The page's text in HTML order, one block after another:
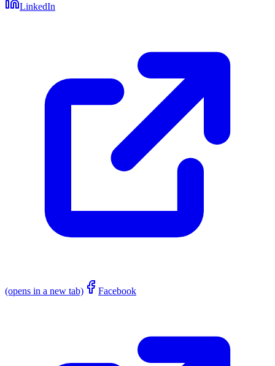
LinkedIn
(opens in a new tab) Facebook